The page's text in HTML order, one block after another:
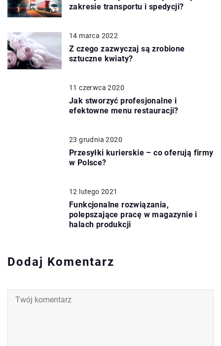
zakresie transportu i spedycji?
14 marca 2022
Z czego zazwyczaj są zrobione
sztuczne kwiaty?
11 czerwca 2020
Jak stworzyć profesjonalne i
efektowne menu restauracji?
23 grudnia 2020
Przesyłki kurierskie – co oferują firmy
w Polsce?
12 lutego 2021
Funkcjonalne rozwiązania,
polepszające pracę w magazynie i
halach produkcji
Dodaj Komentarz